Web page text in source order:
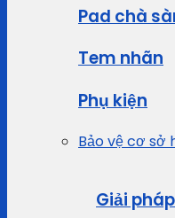
Pad chà
Tem nhãn
Phụ kiện
Bảo vệ cơ sở
Giải